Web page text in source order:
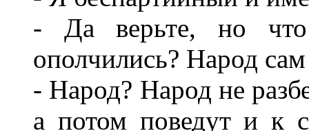
- Да верьте, но
ополчились? Народ
- Народ? Народ не
а потом поведут и к